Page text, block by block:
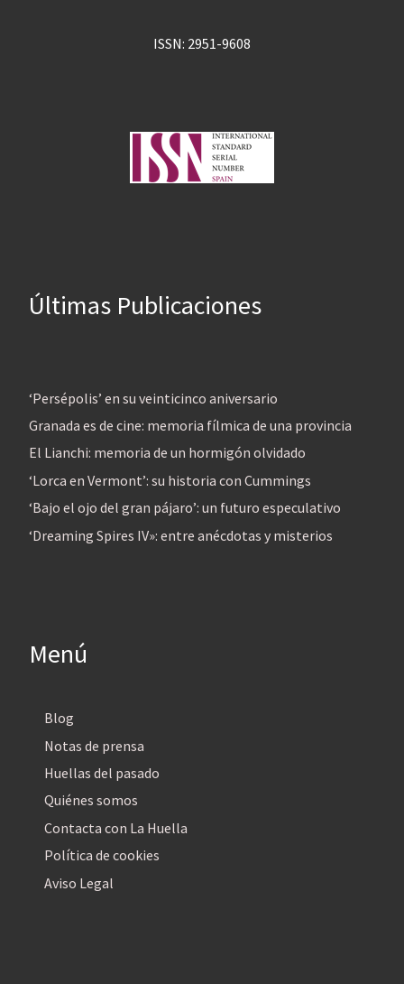
ISSN: 2951-9608
Últimas Publicaciones
‘Persépolis’ en su veinticinco aniversario
Granada es de cine: memoria fílmica de una provincia
El Lianchi: memoria de un hormigón olvidado
‘Lorca en Vermont’: su historia con Cummings
‘Bajo el ojo del gran pájaro’: un futuro especulativo
‘Dreaming Spires IV»: entre anécdotas y misterios
Menú
Blog
Notas de prensa
Huellas del pasado
Quiénes somos
Contacta con La Huella
Política de cookies
Aviso Legal